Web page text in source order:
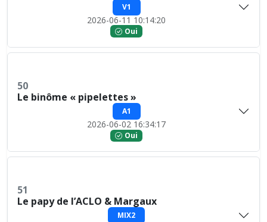
V1
2026-06-11 10:14:20
Oui
50
Le binôme « pipelettes »
A1
2026-06-02 16:34:17
Oui
51
Le papy de l’ACLO & Margaux
MIX2